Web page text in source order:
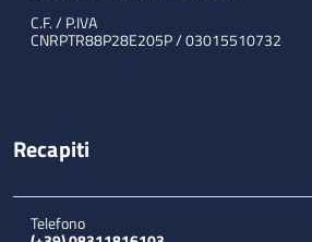
C.F. / P.IVA
CNRPTR88P28E205P / 03015510732
Recapiti
Telefono